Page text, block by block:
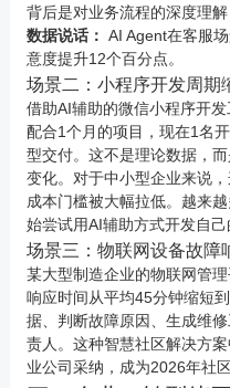
背后是对业务流程的深度理
数据说话： AI Agent在客服
意度提升12个百分点。
场景二：小程序开发周期
借助AI辅助的微信小程序开
配合1个月的项目，现在1名
型交付。这不是理论数据，
变化。对于中小型企业来说
成本门槛被大幅拉低。越来
始尝试用AI辅助方式开发自己
场景三： 物联网设备故障
某大型制造企业的物联网管
响应时间从平均45分钟缩短
据、判断故障原因、生成维
责人。这种智慧社区解决方
业公司采纳，成为2026年社